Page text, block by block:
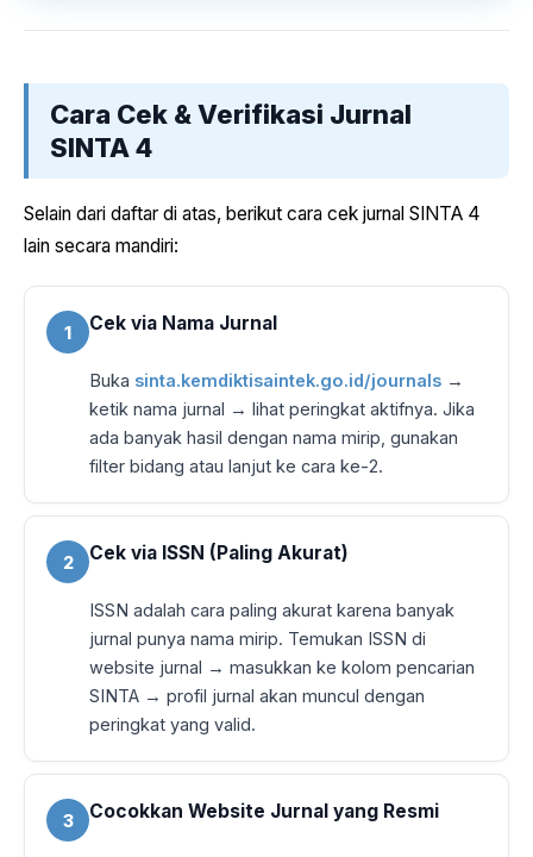
Cara Cek & Verifikasi Jurnal
SINTA 4
Selain dari daftar di atas, berikut cara cek jurnal SINTA 4
lain secara mandiri:
1 Cek via Nama Jurnal
Buka sinta.kemdiktisaintek.go.id/journals →
ketik nama jurnal → lihat peringkat aktifnya. Jika
ada banyak hasil dengan nama mirip, gunakan
filter bidang atau lanjut ke cara ke-2.
2 Cek via ISSN (Paling Akurat)
ISSN adalah cara paling akurat karena banyak
jurnal punya nama mirip. Temukan ISSN di
website jurnal → masukkan ke kolom pencarian
SINTA → profil jurnal akan muncul dengan
peringkat yang valid.
3 Cocokkan Website Jurnal yang Resmi